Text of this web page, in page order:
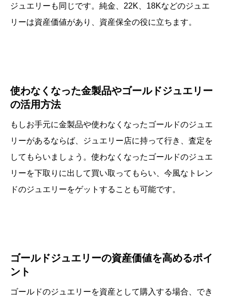
ジュエリーも同じです。純金、22K、18Kなどのジュエ
リーは資産価値があり、資産保全の役に立ちます。
使わなくなった金製品やゴールドジュエリー
の活用方法
もしお手元に金製品や使わなくなったゴールドのジュエ
リーがあるならば、ジュエリー店に持って行き、査定を
してもらいましょう。使わなくなったゴールドのジュエ
リーを下取りに出して買い取ってもらい、今風なトレン
ドのジュエリーをゲットすることも可能です。
ゴールドジュエリーの資産価値を高めるポイ
ント
ゴールドのジュエリーを資産として購入する場合、でき